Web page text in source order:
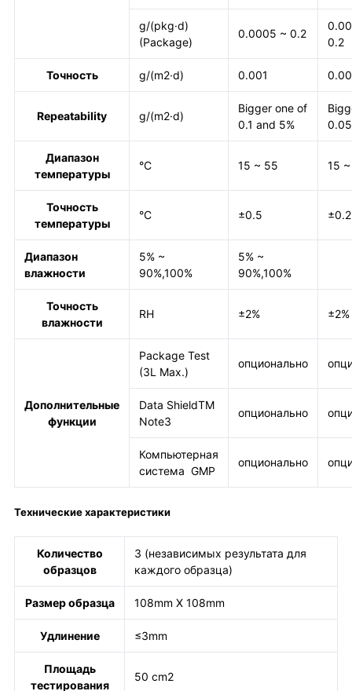
g/(pkg·d)
(Package)
0.0005 ~ 0.2
0.2
Точность g/(m2·d) 0.001
Repeatability g/(m2·d)
Bigger one of
0.1 and 5%
Диапазон
температуры
°C 15 ~ 55 15
Точность
температуры
°C ±0.5 ±0.2
Диапазон
влажности
5% ~
90%,100%
5% ~
90%,100%
Точность
влажности
RH ±2% ±2%
Дополнительные
функции
Package Test
(3L Max.)
опционально
Data ShieldTM
Note3
опционально
Компьютерная
система GMP
опционально
Технические характеристики
Количество
образцов
3 (независимых результата для
каждого образца)
Размер образца 108mm X 108mm
Удлинение ≤3mm
Площадь
тестирования
50 cm2